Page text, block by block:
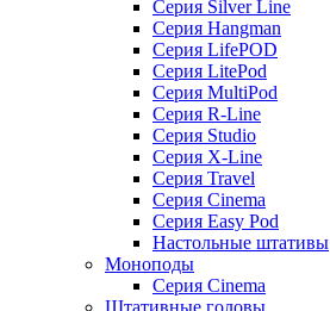
Серия Silver Line
Серия Hangman
Серия LifePOD
Серия LitePod
Серия MultiPod
Серия R-Line
Серия Studio
Серия X-Line
Серия Travel
Серия Cinema
Серия Easy Pod
Настольные штативы
Моноподы
Серия Cinema
Штативные головы